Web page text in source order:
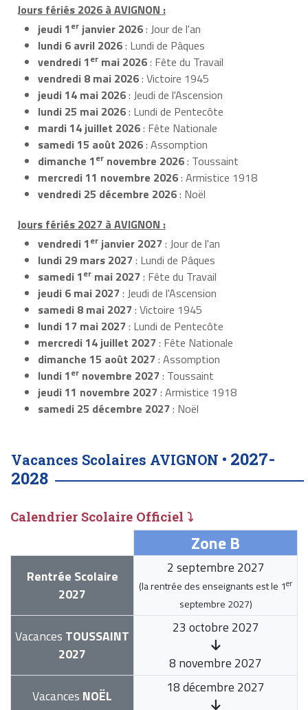
Jours fériés 2026 à AVIGNON :
jeudi 1er janvier 2026: Jour de l'an
lundi 6 avril 2026: Lundi de Pâques
vendredi 1er mai 2026: Fête du Travail
vendredi 8 mai 2026: Victoire 1945
jeudi 14 mai 2026: Jeudi de l'Ascension
lundi 25 mai 2026: Lundi de Pentecôte
mardi 14 juillet 2026: Fête Nationale
samedi 15 août 2026: Assomption
dimanche 1er novembre 2026: Toussaint
mercredi 11 novembre 2026: Armistice 1918
vendredi 25 décembre 2026: Noël
Jours fériés 2027 à AVIGNON :
vendredi 1er janvier 2027: Jour de l'an
lundi 29 mars 2027: Lundi de Pâques
samedi 1er mai 2027: Fête du Travail
jeudi 6 mai 2027: Jeudi de l'Ascension
samedi 8 mai 2027: Victoire 1945
lundi 17 mai 2027: Lundi de Pentecôte
mercredi 14 juillet 2027: Fête Nationale
dimanche 15 août 2027: Assomption
lundi 1er novembre 2027: Toussaint
jeudi 11 novembre 2027: Armistice 1918
samedi 25 décembre 2027: Noël
Vacances Scolaires AVIGNON • 2027-
2028
Calendrier Scolaire Officiel ⤵
Zone B
Rentrée Scolaire
2027
2 septembre 2027
(la rentrée des enseignants est le 1er
septembre 2027)
Vacances TOUSSAINT
2027
23 octobre 2027
8 novembre 2027
Vacances NOËL
18 décembre 2027